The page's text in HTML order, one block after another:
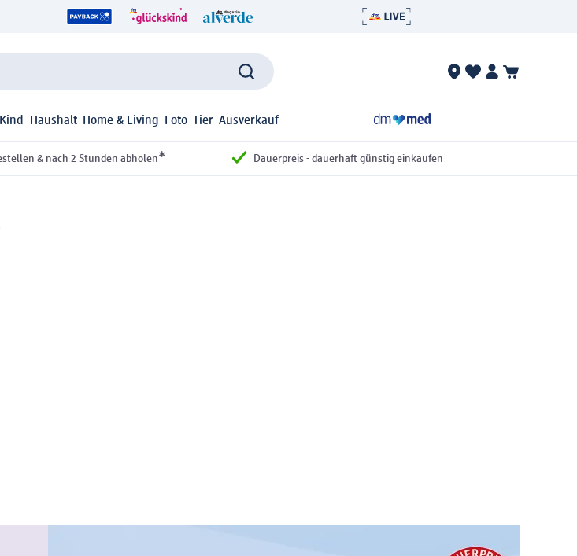
Haushalt Home & Living Foto Tier Ausverkauf
& nach 2 Stunden abholen* Dauerpreis - dauerhaft günstig einkaufen